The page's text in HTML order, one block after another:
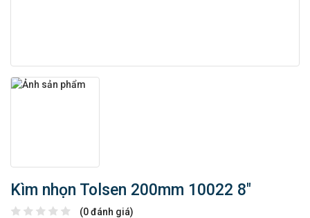
Kìm nhọn Tolsen 200mm 10022 8″
(0 đánh giá)